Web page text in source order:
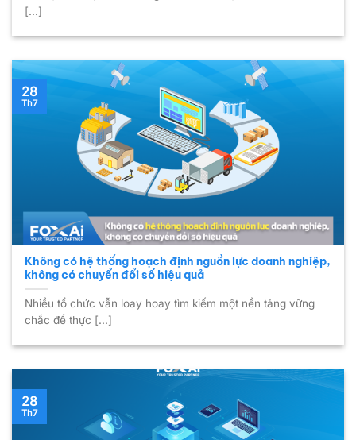
[...]
Không có hệ thống hoạch định nguồn lực doanh nghiệp,
không có chuyển đổi số hiệu quả
Nhiều tổ chức vẫn loay hoay tìm kiếm một nền tảng vững
chắc để thực [...]
28
Th7
28
Th7